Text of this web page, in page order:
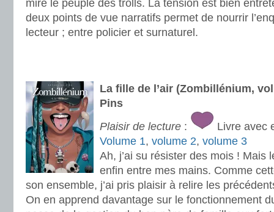
mire le peuple des trolls. La tension est bien
deux points de vue narratifs permet de nourrir
lecteur ; entre policier et surnaturel.
La fille de l’air (Zombillénium,
Pins
Plaisir de lecture :
Livre avec
Volume 1, volume 2, volume 3
Ah, j’ai su résister des mois ! Mais
enfin entre mes mains. Comme
son ensemble, j’ai pris plaisir à relire les
On en apprend davantage sur le fonctionnement